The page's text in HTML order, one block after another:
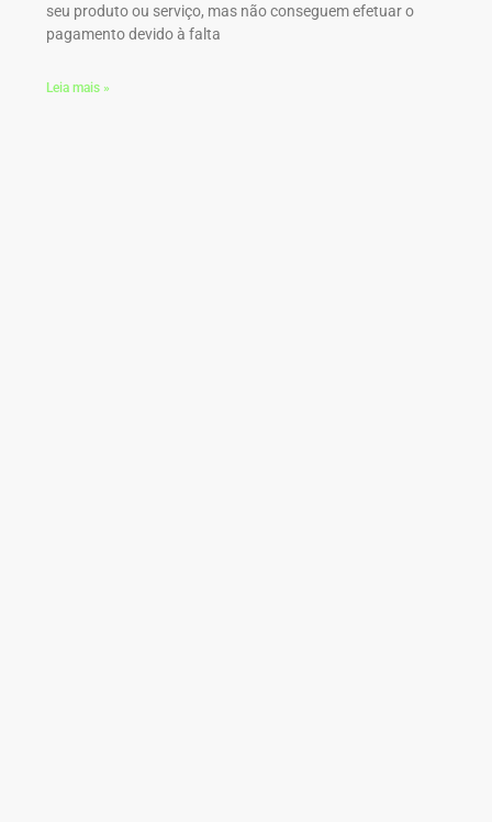
seu produto ou serviço, mas não conseguem efetuar o
pagamento devido à falta
Leia mais »